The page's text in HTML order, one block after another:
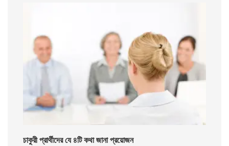
চাকুরী প্রার্থীদের যে ৪টি কথা জানা প্রয়োজন